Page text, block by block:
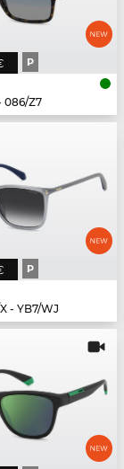
P
086/Z7
P
- YB7/WJ